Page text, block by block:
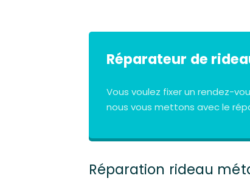
Réparateur de
Vous voulez fixer un rendez-
nous vous mettons avec le
Réparation rideau